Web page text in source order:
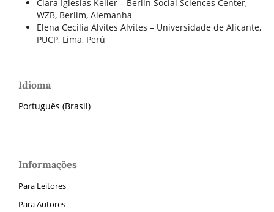
Clara Iglesias Keller – Berlin Social Sciences Center,
WZB, Berlim, Alemanha
Elena Cecilia Alvites Alvites – Universidade de Alicante,
PUCP, Lima, Perú
Idioma
Português (Brasil)
Informações
Para Leitores
Para Autores